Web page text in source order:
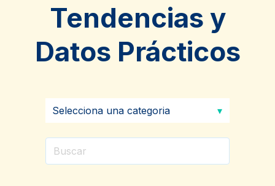
Tendencias y
Datos Prácticos